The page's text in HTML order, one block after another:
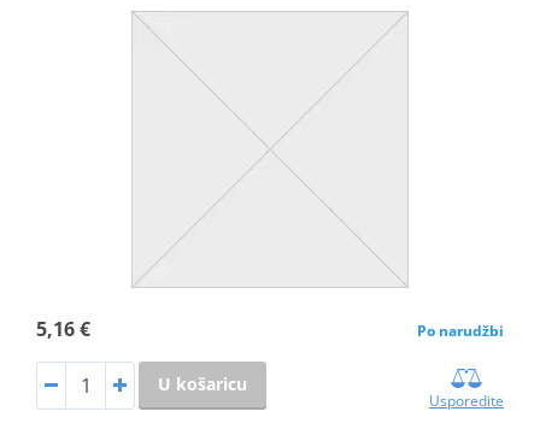
5,16 € Po narudžbi
U košaricu
Usporedite